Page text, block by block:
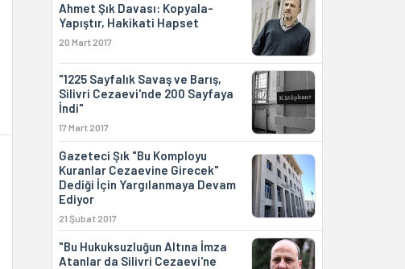
Ahmet Şık Davası: Kopyala-
Yapıştır, Hakikati Hapset
20 Mart 2017
"1225 Sayfalık Savaş ve Barış,
Silivri Cezaevi'nde 200 Sayfaya
İndi"
17 Mart 2017
Gazeteci Şık "Bu Komployu
Kuranlar Cezaevine Girecek"
Dediği İçin Yargılanmaya Devam
Ediyor
21 Şubat 2017
"Bu Hukuksuzluğun Altına İmza
Atanlar da Silivri Cezaevi'ne